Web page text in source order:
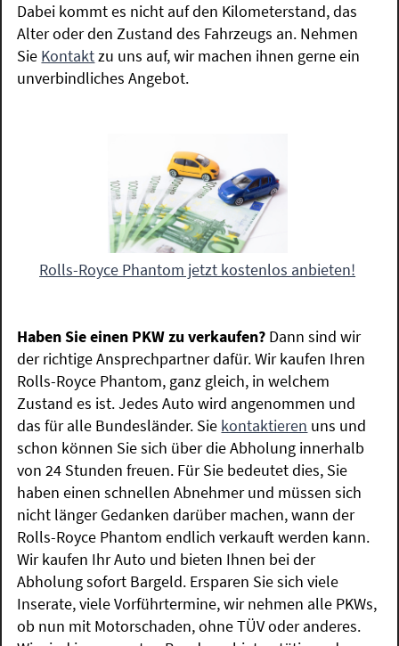
Dabei kommt es nicht auf den Kilometerstand, das
Alter oder den Zustand des Fahrzeugs an. Nehmen
Sie Kontaktzu uns auf, wir machen ihnen gerne ein
unverbindliches Angebot.
Rolls-Royce Phantom jetzt kostenlos anbieten!
Haben Sie einen PKW zu verkaufen? Dann sind wir
der richtige Ansprechpartner dafür. Wir kaufen Ihren
Rolls-Royce Phantom, ganz gleich, in welchem
Zustand es ist. Jedes Auto wird angenommen und
das für alle Bundesländer. Sie kontaktieren uns und
schon können Sie sich über die Abholung innerhalb
von 24 Stunden freuen. Für Sie bedeutet dies, Sie
haben einen schnellen Abnehmer und müssen sich
nicht länger Gedanken darüber machen, wann der
Rolls-Royce Phantom endlich verkauft werden kann.
Wir kaufen Ihr Auto und bieten Ihnen bei der
Abholung sofort Bargeld. Ersparen Sie sich viele
Inserate, viele Vorführtermine, wir nehmen alle PKWs,
ob nun mit Motorschaden, ohne TÜV oder anderes.